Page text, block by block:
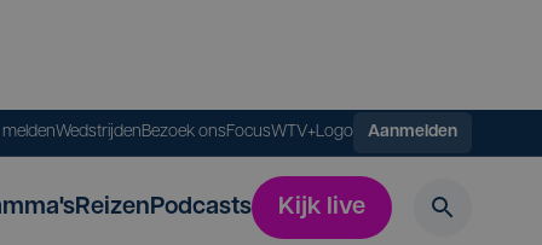
WedstrijdenBezoek onsFocusWTV+Logo Aanmelden
ReizenPodcasts Kijk live